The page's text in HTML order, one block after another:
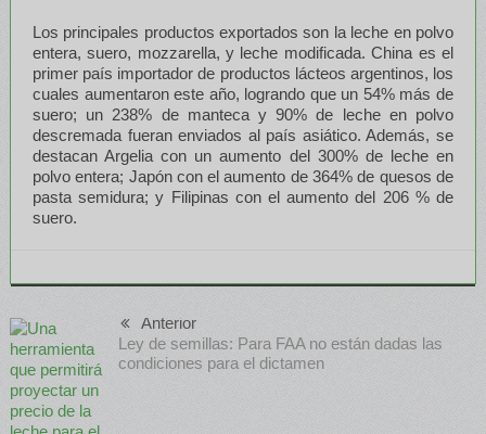
Los principales productos exportados son la leche en polvo
entera, suero, mozzarella, y leche modificada. China es el
primer país importador de productos lácteos argentinos, los
cuales aumentaron este año, logrando que un 54% más de
suero; un 238% de manteca y 90% de leche en polvo
descremada fueran enviados al país asiático. Además, se
destacan Argelia con un aumento del 300% de leche en
polvo entera; Japón con el aumento de 364% de quesos de
pasta semidura; y Filipinas con el aumento del 206 % de
suero.
Anterior
Ley de semillas: Para FAA no están dadas las
condiciones para el dictamen